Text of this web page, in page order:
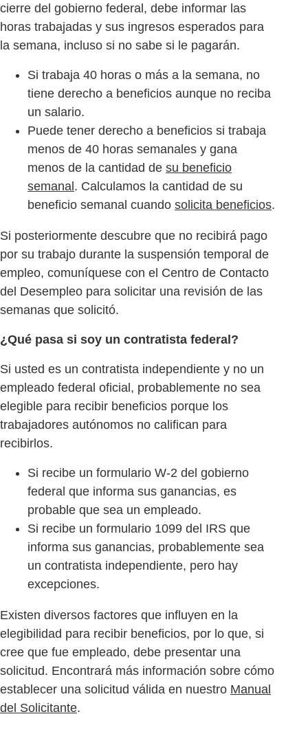
cierre del gobierno federal, debe informar las
horas trabajadas y sus ingresos esperados para
la semana, incluso si no sabe si le pagarán.
Si trabaja 40 horas o más a la semana, no
tiene derecho a beneficios aunque no reciba
un salario.
Puede tener derecho a beneficios si trabaja
menos de 40 horas semanales y gana
menos de la cantidad de su beneficio
semanal. Calculamos la cantidad de su
beneficio semanal cuando solicita beneficios.
Si posteriormente descubre que no recibirá pago
por su trabajo durante la suspensión temporal de
empleo, comuníquese con el Centro de Contacto
del Desempleo para solicitar una revisión de las
semanas que solicitó.
¿Qué pasa si soy un contratista federal?
Si usted es un contratista independiente y no un
empleado federal oficial, probablemente no sea
elegible para recibir beneficios porque los
trabajadores autónomos no califican para
recibirlos.
Si recibe un formulario W-2 del gobierno
federal que informa sus ganancias, es
probable que sea un empleado.
Si recibe un formulario 1099 del IRS que
informa sus ganancias, probablemente sea
un contratista independiente, pero hay
excepciones.
Existen diversos factores que influyen en la
elegibilidad para recibir beneficios, por lo que, si
cree que fue empleado, debe presentar una
solicitud. Encontrará más información sobre cómo
establecer una solicitud válida en nuestro Manual
del Solicitante.